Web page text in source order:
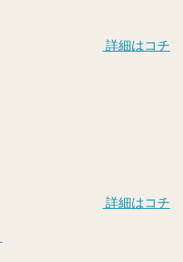
詳細はコチ
詳細はコチ